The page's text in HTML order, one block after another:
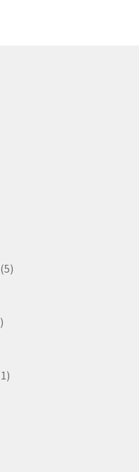
55
5
1 1